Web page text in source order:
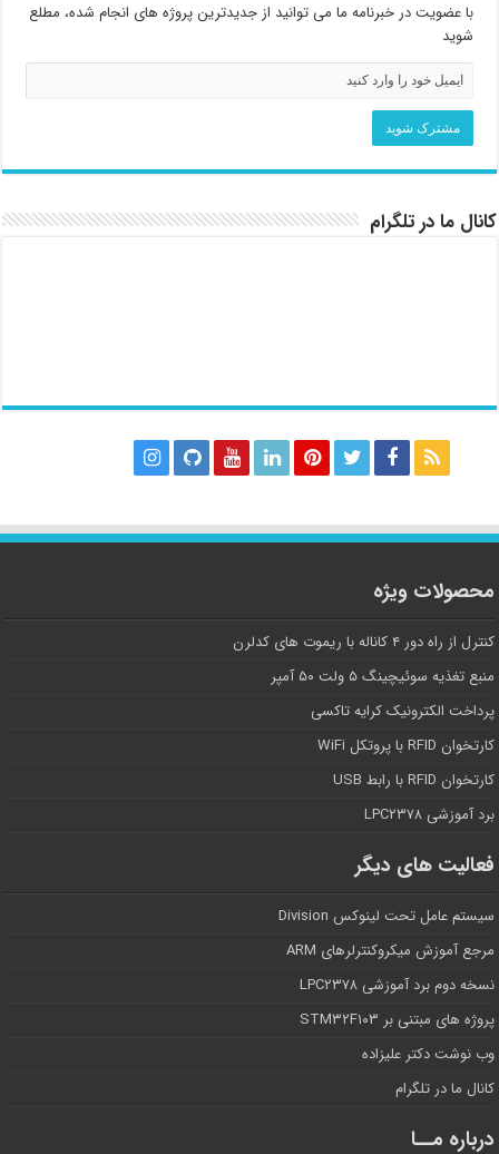
با عضویت در خبرنامه ما می توانید از جدیدترین پروژه های انجام شده، مطلع
شوید
کانال ما در تلگرام
محصولات ویژه
کنترل از راه دور ۴ کاناله با ریموت های کدلرن
منبع تغذیه سوئیچینگ ۵ ولت ۵۰ آمپر
پرداخت الکترونیک کرایه تاکسی
کارتخوان RFID با پروتکل WiFi
کارتخوان RFID با رابط USB
برد آموزشی LPC۲۳۷۸
فعالیت های دیگر
سیستم عامل تحت لینوکس Division
مرجع آموزش میکروکنترلرهای ARM
نسخه دوم برد آموزشی LPC۲۳۷۸
پروژه های مبتنی بر STM۳۲F۱۰۳
وب نوشت دکتر علیزاده
کانال ما در تلگرام
درباره مــا